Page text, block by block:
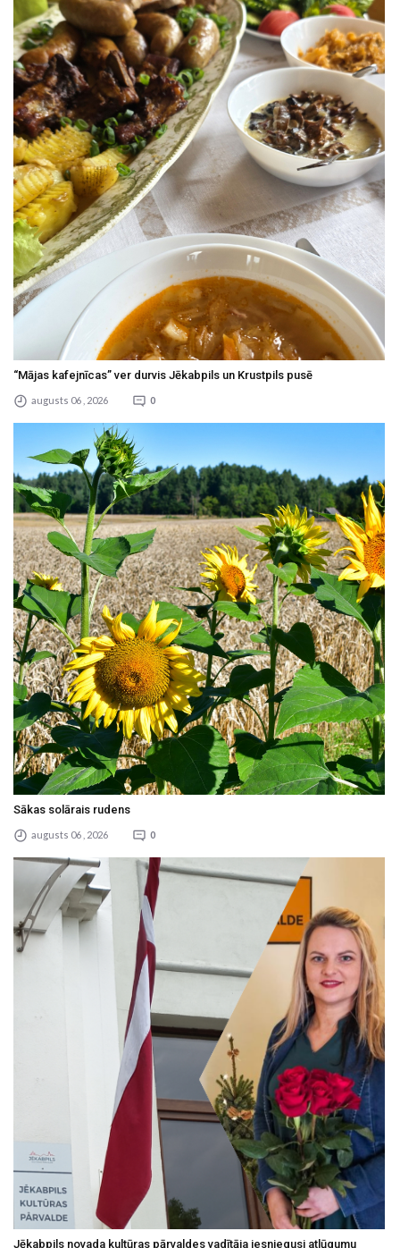
“Mājas kafejnīcas” ver durvis Jēkabpils un Krustpils pusē
augusts 06 , 2026 0
Sākas solārais rudens
augusts 06 , 2026 0
Jēkabpils novada kultūras pārvaldes vadītāja iesniegusi atlūgumu